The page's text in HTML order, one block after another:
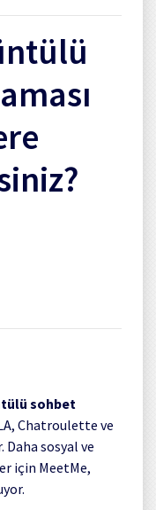
sohbet
Chatroulette ve
sosyal ve
için MeetMe,